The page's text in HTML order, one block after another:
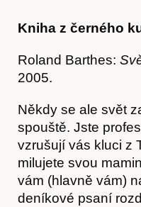
Kniha z černého
Roland Barthes:
2005.
Někdy se ale svět
spouště. Jste
vzrušují vás kluci z
milujete svou
vám (hlavně vám)
deníkové psaní